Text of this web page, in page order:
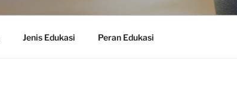
Jenis Edukasi Peran Edukasi